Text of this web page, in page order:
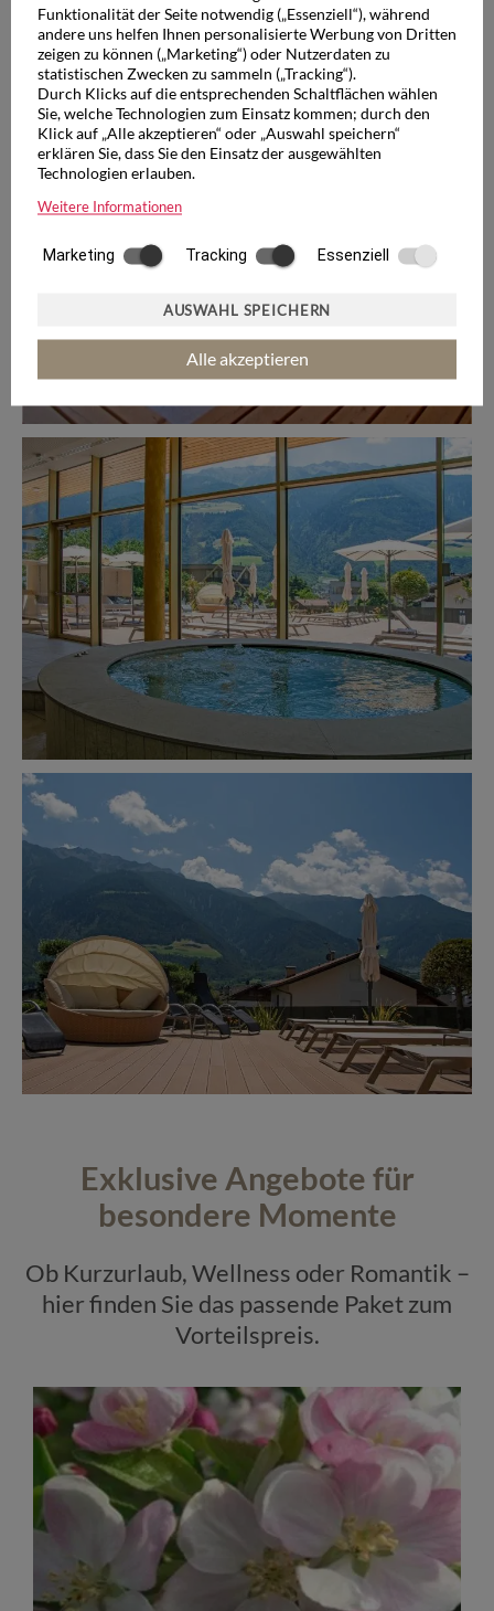
Exklusive Angebote für
besondere Momente
Ob Kurzurlaub, Wellness oder Romantik –
hier finden Sie das passende Paket zum
Vorteilspreis.
Funktionalität der Seite notwendig („Essenziell“), während
andere uns helfen Ihnen personalisierte Werbung von Dritten
zeigen zu können („Marketing“) oder Nutzerdaten zu
statistischen Zwecken zu sammeln („Tracking“).
Durch Klicks auf die entsprechenden Schaltflächen wählen
Sie, welche Technologien zum Einsatz kommen; durch den
Klick auf „Alle akzeptieren“ oder „Auswahl speichern“
erklären Sie, dass Sie den Einsatz der ausgewählten
Technologien erlauben.
Weitere Informationen
Marketing Tracking Essenziell
AUSWAHL SPEICHERN
Alle akzeptieren